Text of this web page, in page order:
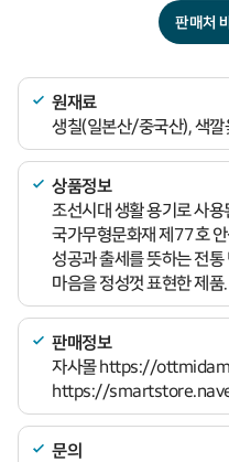
판매처
원재료
생칠(일본산/중국산), 색깔
상품정보
조선시대 생활 용기로 사
국가무형문화재 제77호
성공과 출세를 뜻하는 전
마음을 정성껏 표현한 제품.
판매정보
자사몰 https://
https://
문의